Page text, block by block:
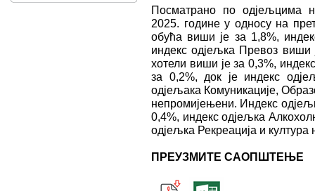
Посматрано по одјељцима
2025. године у односу на
обућа виши је за 1,8%,
индекс одјељка Превоз виши
хотели виши је за 0,3%,
за 0,2%, док је индекс
одјељака Комуникације,
непромијењени. Индекс
0,4%, индекс одјељка
одјељка Рекреација и култура
ПРЕУЗМИТЕ САОПШТЕЊЕ